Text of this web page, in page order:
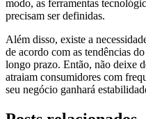
modo, as ferramentas
precisam ser definidas.
Além disso, existe a
de acordo com as tendências
longo prazo. Então, não deixe
atraiam consumidores com
seu negócio ganhará